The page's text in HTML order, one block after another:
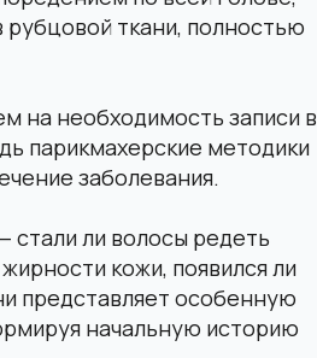
рубцовой ткани, полностью
на необходимость записи в
парикмахерские методики
заболевания.
стали ли волосы редеть
кожи, появился ли
представляет особенную
начальную историю